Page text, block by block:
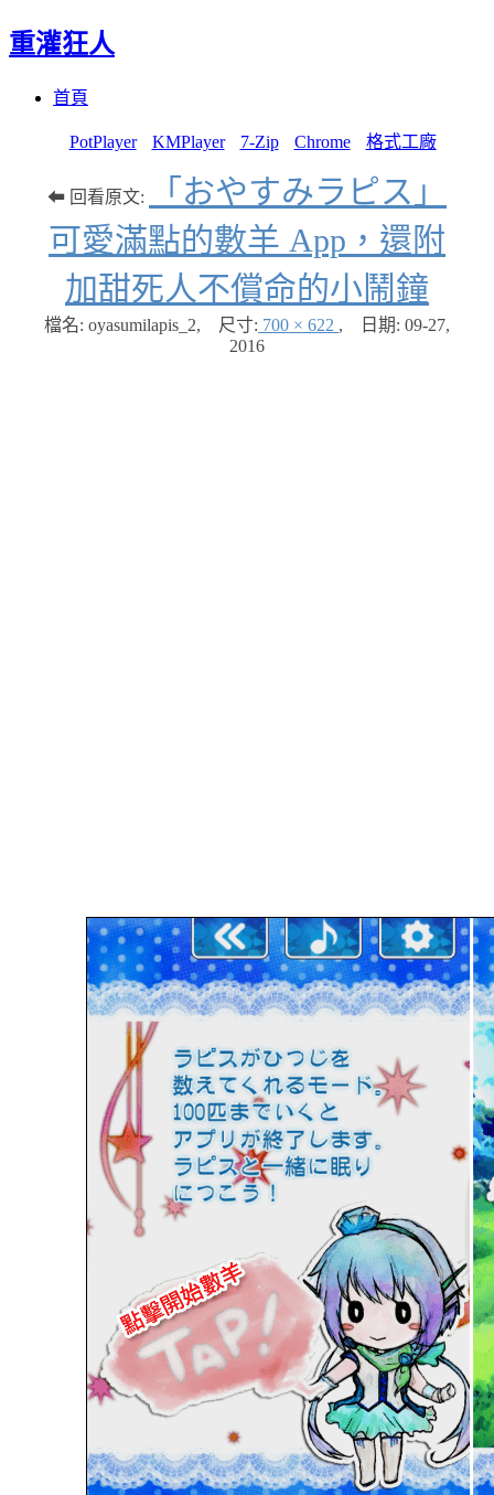
重灌狂人
首頁
PotPlayer KMPlayer 7-Zip Chrome 格式工廠
⬅ 回看原文:
「おやすみラピス」
可愛滿點的數羊 App，還附
加甜死人不償命的小鬧鐘
檔名: oyasumilapis_2, 尺寸: 700 × 622 , 日期: 09-27,
2016